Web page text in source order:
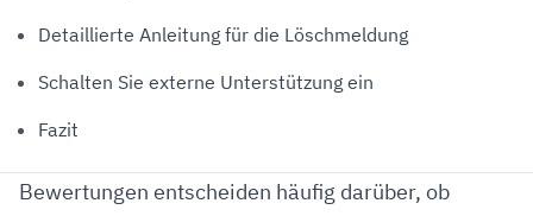
Detaillierte Anleitung für die Löschmeldung
Schalten Sie externe Unterstützung ein
Fazit
Bewertungen entscheiden häufig darüber, ob